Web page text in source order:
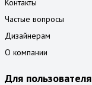
Контакты
Частые вопросы
Дизайнерам
О компании
Для пользователя